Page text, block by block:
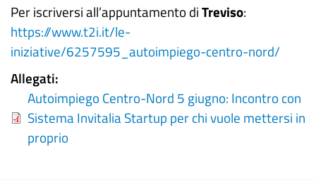
Per iscriversi all’appuntamento diTreviso:
https://www.t2i.it/le-
iniziative/6257595_autoimpiego-centro-nord/
Allegati
Autoimpiego Centro-Nord 5 giugno: Incontro con
Sistema Invitalia Startup per chi vuole mettersi in
proprio